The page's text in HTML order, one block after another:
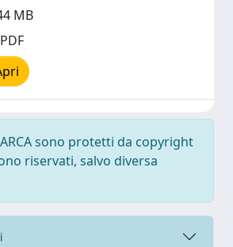
MB
sono protetti da copyright
riservati, salvo diversa